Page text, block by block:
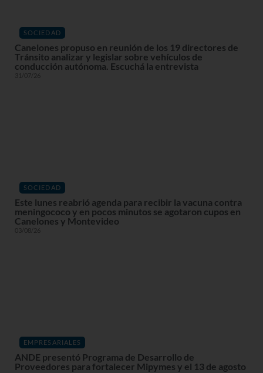
SOCIEDAD
Canelones propuso en reunión de los 19 directores de
Tránsito analizar y legislar sobre vehículos de
conducción autónoma. Escuchá la entrevista
31/07/26
SOCIEDAD
Este lunes reabrió agenda para recibir la vacuna contra
meningococo y en pocos minutos se agotaron cupos en
Canelones y Montevideo
03/08/26
EMPRESARIALES
ANDE presentó Programa de Desarrollo de
Proveedores para fortalecer Mipymes y el 13 de agosto